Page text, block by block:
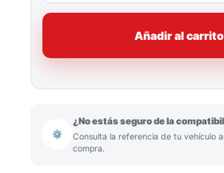
Añadir al carrito
⚙
¿No estás seguro de la
Consulta la referencia de tu vehículo
compra.